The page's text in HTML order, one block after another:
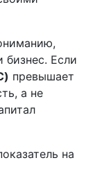
бизнес. Если
превышает
а не
на